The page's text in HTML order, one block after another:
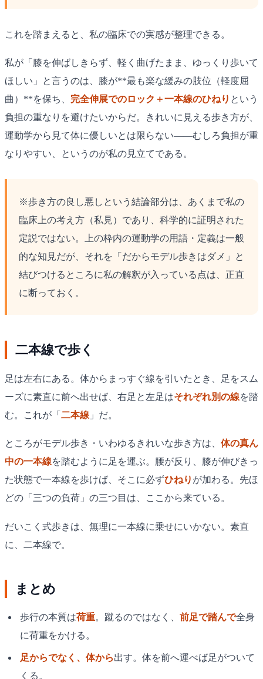
これを踏まえると、私の臨床での実感が整理できる。
私が「膝を伸ばしきらず、軽く曲げたまま、ゆっくり歩いて
ほしい」と言うのは、膝が**最も楽な緩みの肢位（軽度屈
曲）**を保ち、 完全伸展でのロック＋一本線のひねり という
負担の重なりを避けたいからだ。きれいに見える歩き方が、
運動学から見て体に優しいとは限らない——むしろ負担が重
なりやすい、というのが私の見立てである。
※歩き方の良し悪しという結論部分は、あくまで私の
臨床上の考え方（私見）であり、科学的に証明された
定説ではない。上の枠内の運動学の用語・定義は一般
的な知見だが、それを「だからモデル歩きはダメ」と
結びつけるところに私の解釈が入っている点は、正直
に断っておく。
二本線で歩く
足は左右にある。体からまっすぐ線を引いたとき、足をスム
ーズに素直に前へ出せば、右足と左足はそれぞれ別の線を踏
む。これが「 二本線 」だ。
ところがモデル歩き・いわゆるきれいな歩き方は、 体の真ん
中の一本線を踏むように足を運ぶ。腰が反り、膝が伸びきっ
た状態で一本線を歩けば、そこに必ずひねり が加わる。先ほ
どの「三つの負荷」の三つ目は、ここから来ている。
だいこく式歩きは、無理に一本線に乗せにいかない。素直
に、二本線で。
まとめ
歩行の本質は荷重。蹴るのではなく、 前足で踏んで全身
に荷重をかける。
足からでなく、体から出す。体を前へ運べば足がついて
くる。